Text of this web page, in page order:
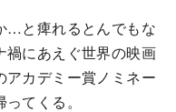
…と痺れるとんでもな
禍にあえぐ世界の映画
カデミー賞ノミネー
てくる。